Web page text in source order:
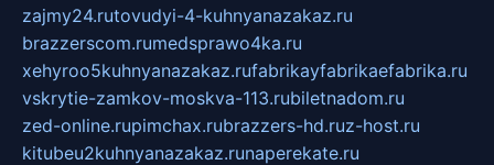
zajmy24.rutovudyi-4-kuhnyanazakaz.ru
brazzerscom.rumedsprawo4ka.ru
xehyroo5kuhnyanazakaz.rufabrikayfabrikaefabrika.ru
vskrytie-zamkov-moskva-113.rubiletnadom.ru
zed-online.rupimchax.rubrazzers-hd.ruz-host.ru
kitubeu2kuhnyanazakaz.runaperekate.ru